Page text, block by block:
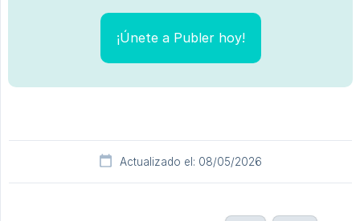
¡Únete a Publer hoy!
Actualizado el: 08/05/2026